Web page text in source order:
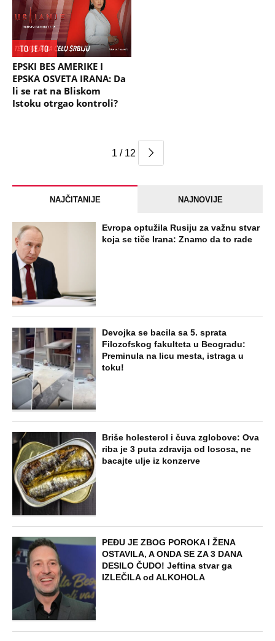
TO JE TO
EPSKI BES AMERIKE I
EPSKA OSVETA IRANA: Da
li se rat na Bliskom
Istoku otrgao kontroli?
1 / 12
NAJČITANIJE NAJNOVIJE
Evropa optužila Rusiju za važnu stvar
koja se tiče Irana: Znamo da to rade
Devojka se bacila sa 5. sprata
Filozofskog fakulteta u Beogradu:
Preminula na licu mesta, istraga u
toku!
Briše holesterol i čuva zglobove: Ova
riba je 3 puta zdravija od lososa, ne
bacajte ulje iz konzerve
PEĐU JE ZBOG POROKA I ŽENA
OSTAVILA, A ONDA SE ZA 3 DANA
DESILO ČUDO! Jeftina stvar ga
IZLEČILA od ALKOHOLA